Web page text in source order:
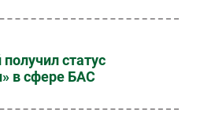
статус
в сфере БАС